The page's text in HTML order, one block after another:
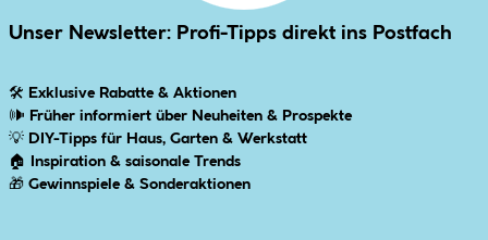
Unser Newsletter: Profi-Tipps direkt ins Postfach
🛠 Exklusive Rabatte & Aktionen
🕪 Früher informiert über Neuheiten & Prospekte
💡 DIY-Tipps für Haus, Garten & Werkstatt
🏠
Inspiration & saisonale Trends
🎁 Gewinnspiele & Sonderaktionen